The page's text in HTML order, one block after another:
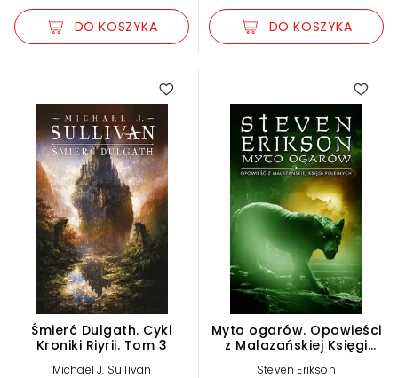
DO KOSZYKA DO KOSZYKA
Śmierć Dulgath. Cykl
Kroniki Riyrii. Tom 3
Michael J. Sullivan
Myto ogarów. Opowieści
z Malazańskiej Księgi
Steven Erikson